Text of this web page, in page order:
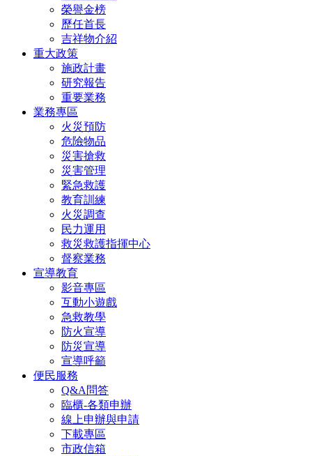
榮譽金榜
歷任首長
吉祥物介紹
重大政策
施政計畫
研究報告
重要業務
業務專區
火災預防
危險物品
災害搶救
災害管理
緊急救護
教育訓練
火災調查
民力運用
救災救護指揮中心
督察業務
宣導教育
影音專區
互動小遊戲
急救教學
防火宣導
防災宣導
宣導呼籲
便民服務
Q&A問答
臨櫃-各類申辦
線上申辦與申請
下載專區
市政信箱